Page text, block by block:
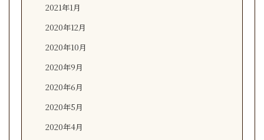
2021年1月
2020年12月
2020年10月
2020年9月
2020年6月
2020年5月
2020年4月